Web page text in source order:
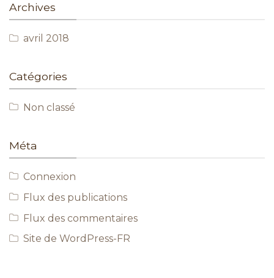
Archives
avril 2018
Catégories
Non classé
Méta
Connexion
Flux des publications
Flux des commentaires
Site de WordPress-FR